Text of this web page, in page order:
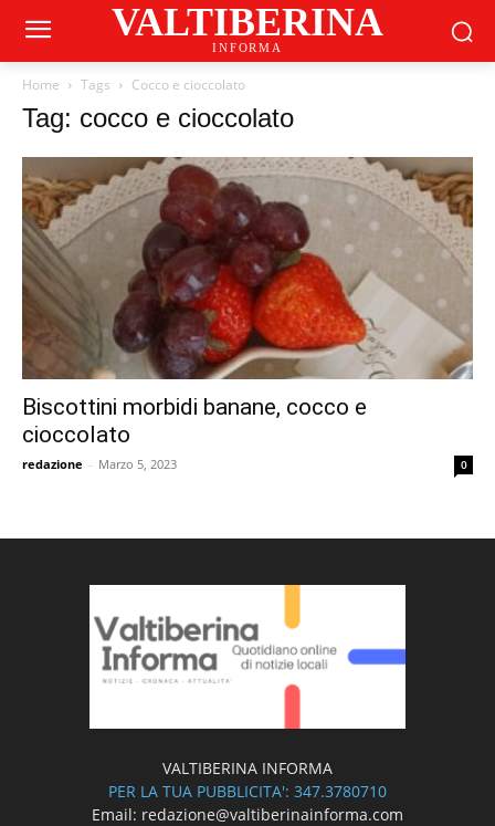
VALTIBERINA
INFORMA
Home Tags Cocco e cioccolato
Tag: cocco e cioccolato
Biscottini morbidi banane, cocco e
cioccolato
redazione - Marzo 5, 2023 0
VALTIBERINA INFORMA
PER LA TUA PUBBLICITA': 347.3780710
Email: redazione@valtiberinainforma.com